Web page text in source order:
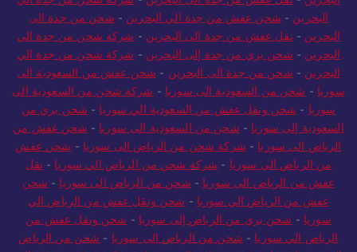
البحرين -نقل عفش من جدة الى البحرين -شركة شحن من جدة الي
البحرين -شحن عفش من جدة الي البحرين -شحن من جدة الى
البحرين -نقل عفش من جدة الى البحرين -شركة شحن من جدة الي
البحرين -شحن بري من جدة إلى البحرين -شركة شحن من جدة الي
البحرين -شحن من جدة الى البحرين - شحن عفش من السعودية الى
سوريا-شحن من السعودية الى سوريا-شركة شحن من السعودية الى
سوريا-شحن ونقل عفش من السعودية الي سوريا- شحن بري من
السعودية إلى سوريا-شحن من السعودية الى سوريا-شحن عفش من
الرياض الى سوريا-شركة شحن من الرياض الى سوريا -شحن عفش
من الرياض الي سوريا-شركة شحن من الرياض الي سوريا-نقل
عفش من الرياض الى سوريا-شحن من الرياض الى سوريا- شحن
عفش من الرياض الي سوريا -شحن ونقل عفش من الرياض الي
سوريا-شحن بري من الرياض إلى سوريا-شحن ونقل عفش من
الرياض الي سوريا-شحن من الرياض الى سوريا-شحن من الرياض